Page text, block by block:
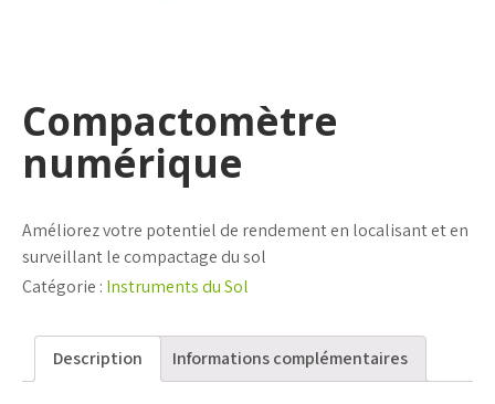
Compactomètre
numérique
Améliorez votre potentiel de rendement en localisant et en
surveillant le compactage du sol
Catégorie : Instruments du Sol
Description Informations complémentaires